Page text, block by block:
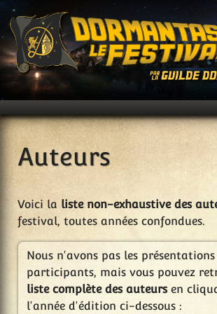
Auteurs
Voici la liste non-exhaustive des
festival, toutes années confondues.
Nous n'avons pas les
participants, mais vous pouvez
liste complète des auteursen
l'année d'édition ci-dessous :